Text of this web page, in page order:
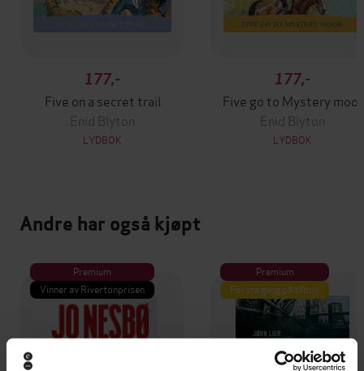
177,-
Five on a secret trail
Enid Blyton
LYDBOK
177,-
Five go to Mystery moor
Enid Blyton
LYDBOK
Andre har også kjøpt
Premium
Vinner av Rivertonprisen
Premium
Første gang på tilbud